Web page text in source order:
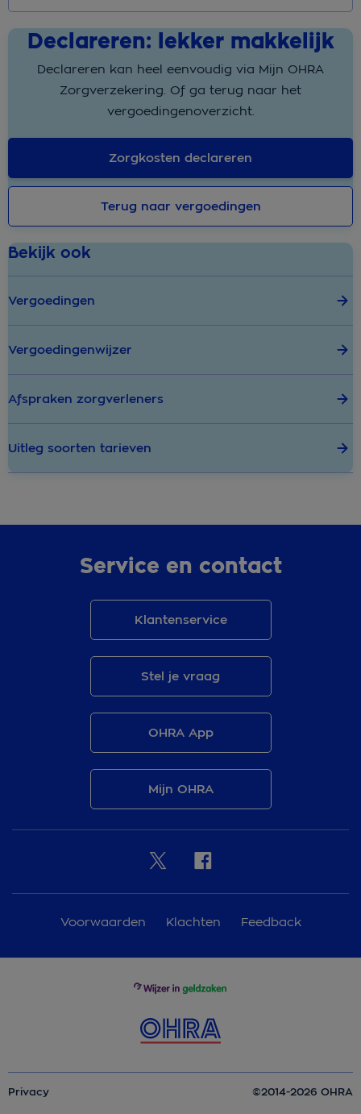
Declareren: lekker makkelijk
Declareren kan heel eenvoudig via Mijn OHRA
Zorgverzekering. Of ga terug naar het
vergoedingenoverzicht.
Zorgkosten declareren
Terug naar vergoedingen
Bekijk ook
Vergoedingen
Vergoedingenwijzer
Afspraken zorgverleners
Uitleg soorten tarieven
Service en contact
Klantenservice
Stel je vraag
OHRA App
Mijn OHRA
Voorwaarden Klachten Feedback
Privacy ©2014-2026 OHRA